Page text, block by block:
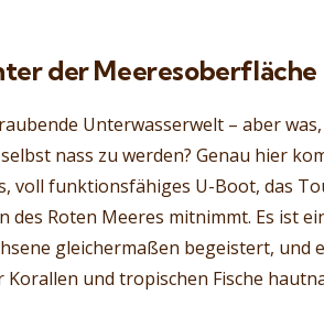
der Meeresoberfläche
Unterwasserwelt – aber
nass zu werden? Genau hier
voll funktionsfähiges U-Boot, das
des Roten Meeres mitnimmt. Es ist
gleichermaßen begeistert, und
und tropischen Fische